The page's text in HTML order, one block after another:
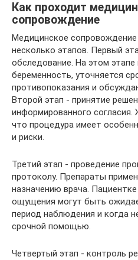
Как проходит
сопровождение
Медицинское
несколько этапов. Первый
обследование. На этом
беременность, уточняется
противопоказания и
Второй этап - принятие
информированного
что процедура имеет
и риски.
Третий этап - проведение
протоколу. Препараты
назначению врача.
ощущения могут быть
период наблюдения и когда
срочной помощью.
Четвертый этап - контроль